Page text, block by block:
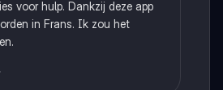
voor hulp. Dankzij deze app
in Frans. Ik zou het